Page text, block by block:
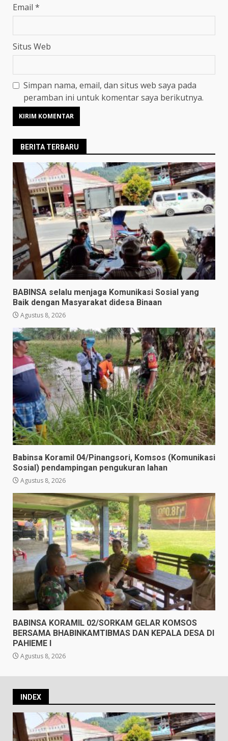
Email *
Situs Web
Simpan nama, email, dan situs web saya pada
peramban ini untuk komentar saya berikutnya.
BERITA TERBARU
BABINSA selalu menjaga Komunikasi Sosial yang
Baik dengan Masyarakat didesa Binaan
Agustus 8, 2026
Babinsa Koramil 04/Pinangsori, Komsos (Komunikasi
Sosial) pendampingan pengukuran lahan
Agustus 8, 2026
BABINSA KORAMIL 02/SORKAM GELAR KOMSOS
BERSAMA BHABINKAMTIBMAS DAN KEPALA DESA DI
PAHIEME I
Agustus 8, 2026
INDEX